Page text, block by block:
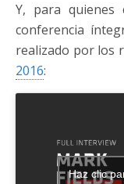
Y, para quienes
conferencia
realizado por los
2016:
Haz clic